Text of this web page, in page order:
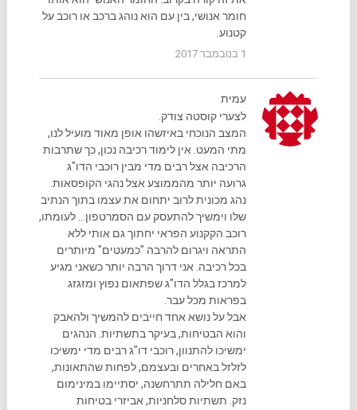
חומר אנושי, בין עם הוא נוהג ברכב או רוכב על
קטנוע.
1 בנובמבר 2017
עמית
לצערי קוסטה צודק.
המצב הנוכחי באיזשהו אופן מאוד מועיל לנו,
מתי המעט. אין לימוד רכיבה נכון, כך שתרבות
הרכיבה אצל רבים מדי מבין רוכבי הדו"ג
גרועה יותר מהממוצע אצל נהגי הקופסאות.
נהג מכונית לרוב יתחום את עצמו בתוך הנתיב
שלו וימשיך להתעסק עם הסמרטפון… לעומתו,
רוכב הקקנוע הפראי יחתוך גם אותי ללא
התראה ויגרום להרבה "כמעטים" מיותרים
בכל רכיבה. אני דרוך הרבה יותר כשאני מגיע
למרכז בגלל הדו"ג שפתאום נפוץ ומזגזג
בפראות מכל עבר.
אבל על נושא אחד חייבים להמשיך ולהאבק
והוא הבטיחות, בעיקר בתשתיות. הנהגים
ימשיכו להתנוון, רוכבי דו"ג רבים מדי ימשיכו
לזלזל באחרים ובעצמם, לפחות שהתאונות,
באם חלילה תתרחשנה, יסתיימו במינימום
נזק. תשתיות סלחניות, אביזרי בטיחות